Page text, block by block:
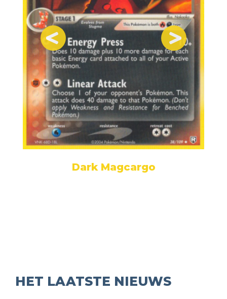
Dark Magcargo
HET LAATSTE NIEUWS